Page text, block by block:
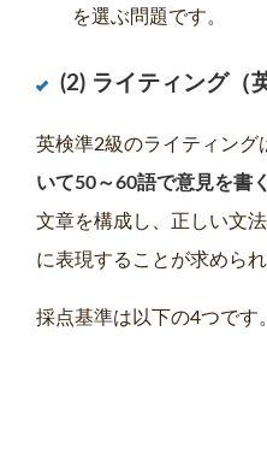
を選ぶ問題です。
(2) ライティング（
英検準2級のライティング
いて50～60語で意見を書く
文章を構成し、正しい文
に表現することが求められ
採点基準は以下の4つです。